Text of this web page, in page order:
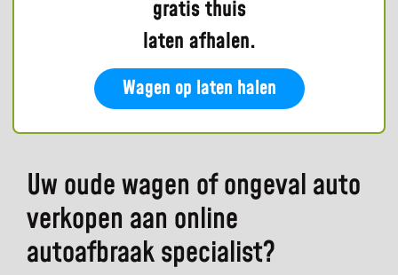
gratis thuis
laten afhalen.
Wagen op laten halen
Uw oude wagen of ongeval auto
verkopen aan online
autoafbraak specialist?